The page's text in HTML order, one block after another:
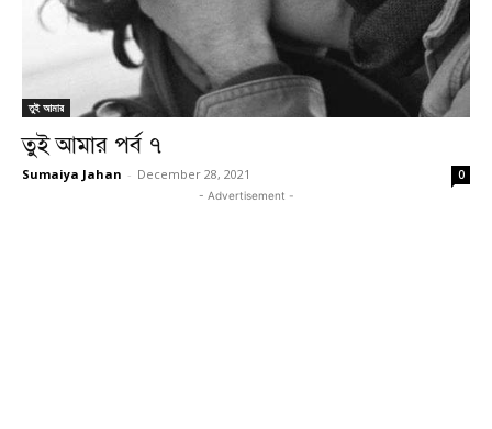
তুই আমার
তুই আমার পর্ব ৭
Sumaiya Jahan - December 28, 2021 0
- Advertisement -